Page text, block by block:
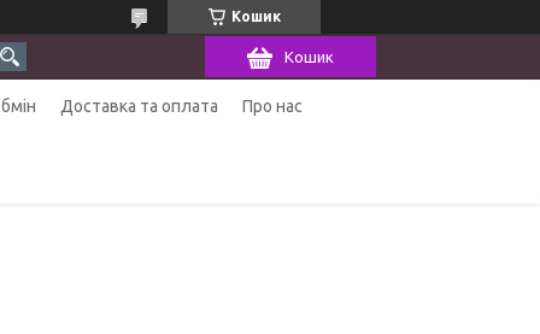
Кошик
Кошик
Доставка та оплата Про нас